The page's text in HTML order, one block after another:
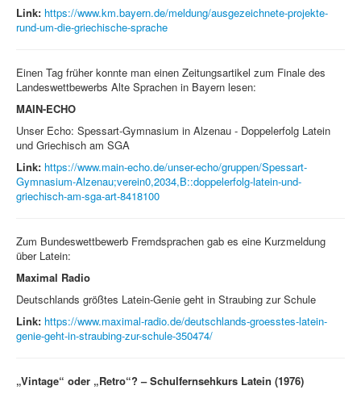
Link: https://www.km.bayern.de/meldung/ausgezeichnete-projekte-
rund-um-die-griechische-sprache
Einen Tag früher konnte man einen Zeitungsartikel zum Finale des
Landeswettbewerbs Alte Sprachen in Bayern lesen:
MAIN-ECHO
Unser Echo: Spessart-Gymnasium in Alzenau - Doppelerfolg Latein
und Griechisch am SGA
Link: https://www.main-echo.de/unser-echo/gruppen/Spessart-
Gymnasium-Alzenau;verein0,2034,B::doppelerfolg-latein-und-
griechisch-am-sga-art-8418100
Zum Bundeswettbewerb Fremdsprachen gab es eine Kurzmeldung
über Latein:
Maximal Radio
Deutschlands größtes Latein-Genie geht in Straubing zur Schule
Link: https://www.maximal-radio.de/deutschlands-groesstes-latein-
genie-geht-in-straubing-zur-schule-350474/
„Vintage“ oder „Retro“? – Schulfernsehkurs Latein (1976)